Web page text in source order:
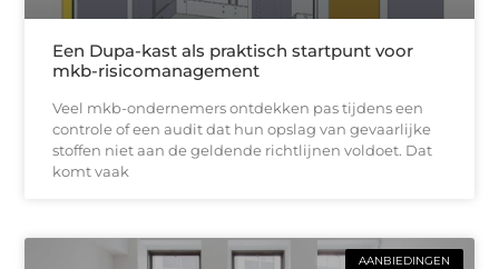
Een Dupa-kast als praktisch startpunt voor
mkb-risicomanagement
Veel mkb-ondernemers ontdekken pas tijdens een
controle of een audit dat hun opslag van gevaarlijke
stoffen niet aan de geldende richtlijnen voldoet. Dat
komt vaak
AANBIEDINGEN